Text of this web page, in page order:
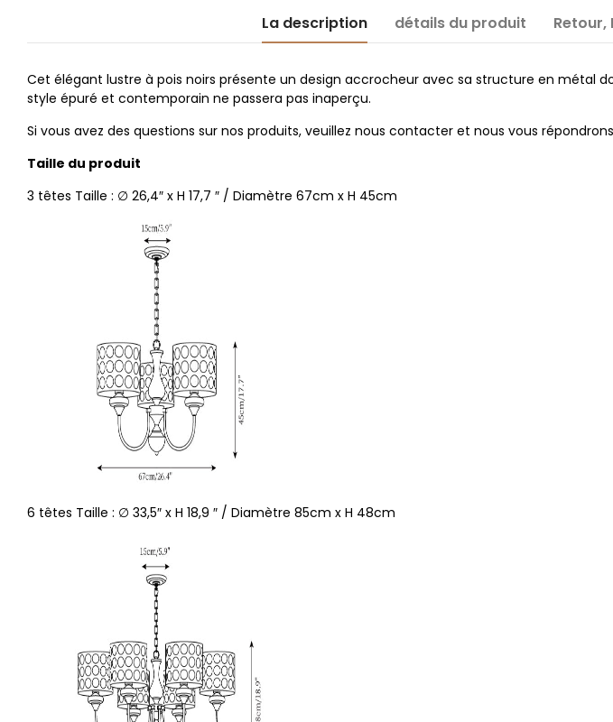
La description détails du produit Retour,
Cet élégant lustre à pois noirs présente un design accrocheur avec sa structure en métal
style épuré et contemporain ne passera pas inaperçu.
Si vous avez des questions sur nos produits, veuillez nous contacter et nous vous
Taille du produit
3 têtes Taille : ∅ 26,4″ x H 17,7 ″ / Diamètre 67cm x H 45cm
6 têtes Taille : ∅ 33,5″ x H 18,9 ″ / Diamètre 85cm x H 48cm